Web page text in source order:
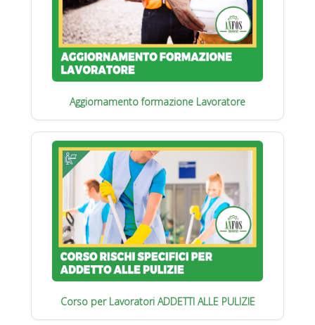
Aggiornamento formazione Lavoratore
Corso per Lavoratori ADDETTI ALLE PULIZIE